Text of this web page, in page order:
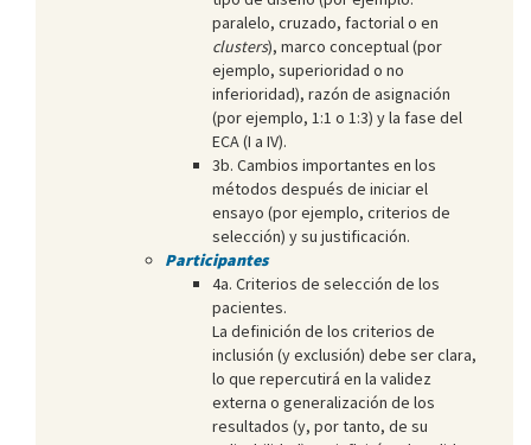
paralelo, cruzado, factorial o en
clusters), marco conceptual (por
ejemplo, superioridad o no
inferioridad), razón de asignación
(por ejemplo, 1:1 o 1:3) y la fase del
ECA (I a IV).
3b. Cambios importantes en los
métodos después de iniciar el
ensayo (por ejemplo, criterios de
selección) y su justificación.
Participantes
4a. Criterios de selección de los
pacientes.
La definición de los criterios de
inclusión (y exclusión) debe ser clara,
lo que repercutirá en la validez
externa o generalización de los
resultados (y, por tanto, de su